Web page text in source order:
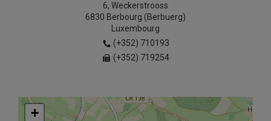
6, Weckerstrooss
6830 Berbourg (Berbuerg)
Luxembourg
(+352) 710193
(+352) 719254
+
+